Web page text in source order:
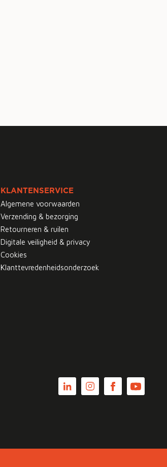
KLANTENSERVICE
Algemene voorwaarden
Verzending & bezorging
Retourneren & ruilen
Digitale veiligheid & privacy
Cookies
Klanttevredenheidsonderzoek